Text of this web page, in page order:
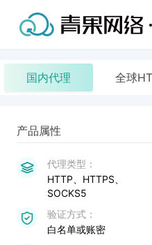
国内代理 全球
HTTP、HTTPS、
SOCKS5
白名单或账密